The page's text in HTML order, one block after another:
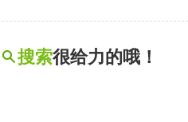
搜索很给力的哦！